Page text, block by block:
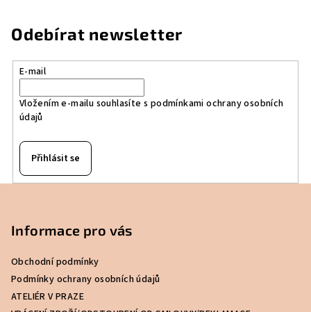
Odebírat newsletter
E-mail
Vložením e-mailu souhlasíte s podmínkami ochrany osobních
údajů
Přihlásit se
Informace pro vás
Obchodní podmínky
Podmínky ochrany osobních údajů
ATELIÉR V PRAZE